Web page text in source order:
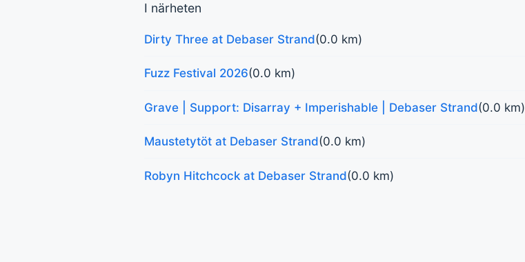
I närheten
Dirty Three at Debaser Strand(0.0 km)
Fuzz Festival 2026(0.0 km)
Grave | Support: Disarray + Imperishable | Debaser Strand(0.0 km)
Maustetytöt at Debaser Strand(0.0 km)
Robyn Hitchcock at Debaser Strand(0.0 km)